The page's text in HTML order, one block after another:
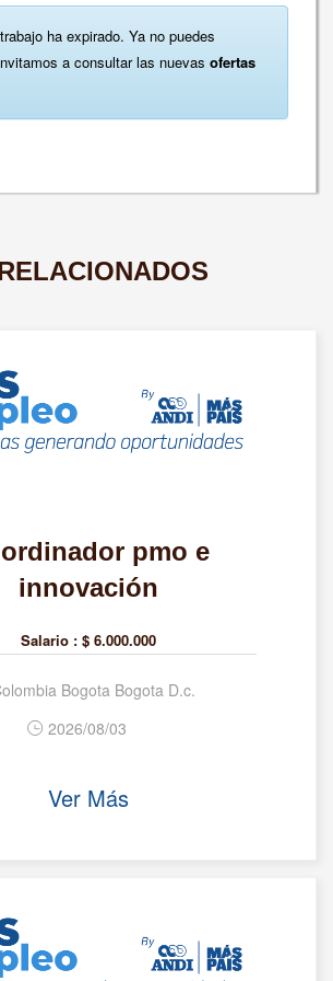
ha expirado. Ya no puedes
a consultar las nuevas ofertas
pmo e
innovación
Salario : $ 6.000.000
Bogota Bogota D.c.
2026/08/03
Ver Más